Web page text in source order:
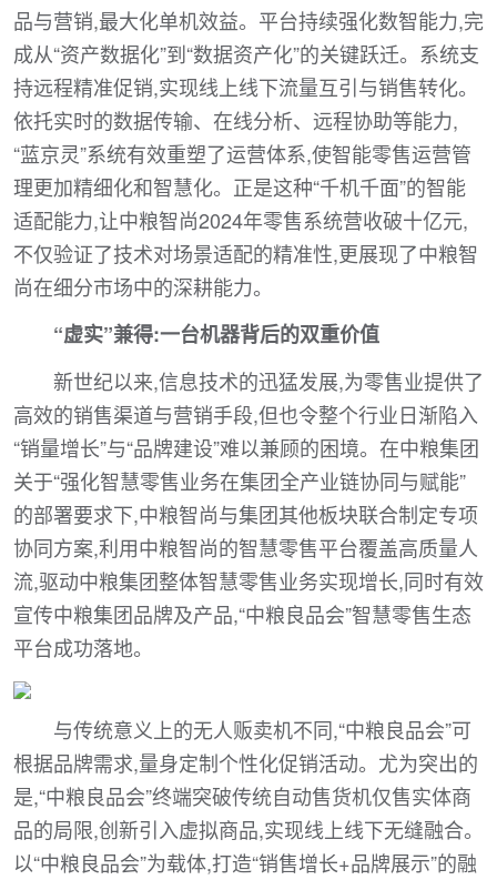
品与营销,最大化单机效益。平台持续强化数智能力,完
成从“资产数据化”到“数据资产化”的关键跃迁。系统支
持远程精准促销,实现线上线下流量互引与销售转化。
依托实时的数据传输、在线分析、远程协助等能力,
“蓝京灵”系统有效重塑了运营体系,使智能零售运营管
理更加精细化和智慧化。正是这种“千机千面”的智能
适配能力,让中粮智尚2024年零售系统营收破十亿元,
不仅验证了技术对场景适配的精准性,更展现了中粮智
尚在细分市场中的深耕能力。
“虚实”兼得:一台机器背后的双重价值
新世纪以来,信息技术的迅猛发展,为零售业提供了
高效的销售渠道与营销手段,但也令整个行业日渐陷入
“销量增长”与“品牌建设”难以兼顾的困境。在中粮集团
关于“强化智慧零售业务在集团全产业链协同与赋能”
的部署要求下,中粮智尚与集团其他板块联合制定专项
协同方案,利用中粮智尚的智慧零售平台覆盖高质量人
流,驱动中粮集团整体智慧零售业务实现增长,同时有效
宣传中粮集团品牌及产品,“中粮良品会”智慧零售生态
平台成功落地。
与传统意义上的无人贩卖机不同,“中粮良品会”可
根据品牌需求,量身定制个性化促销活动。尤为突出的
是,“中粮良品会”终端突破传统自动售货机仅售实体商
品的局限,创新引入虚拟商品,实现线上线下无缝融合。
以“中粮良品会”为载体,打造“销售增长+品牌展示”的融